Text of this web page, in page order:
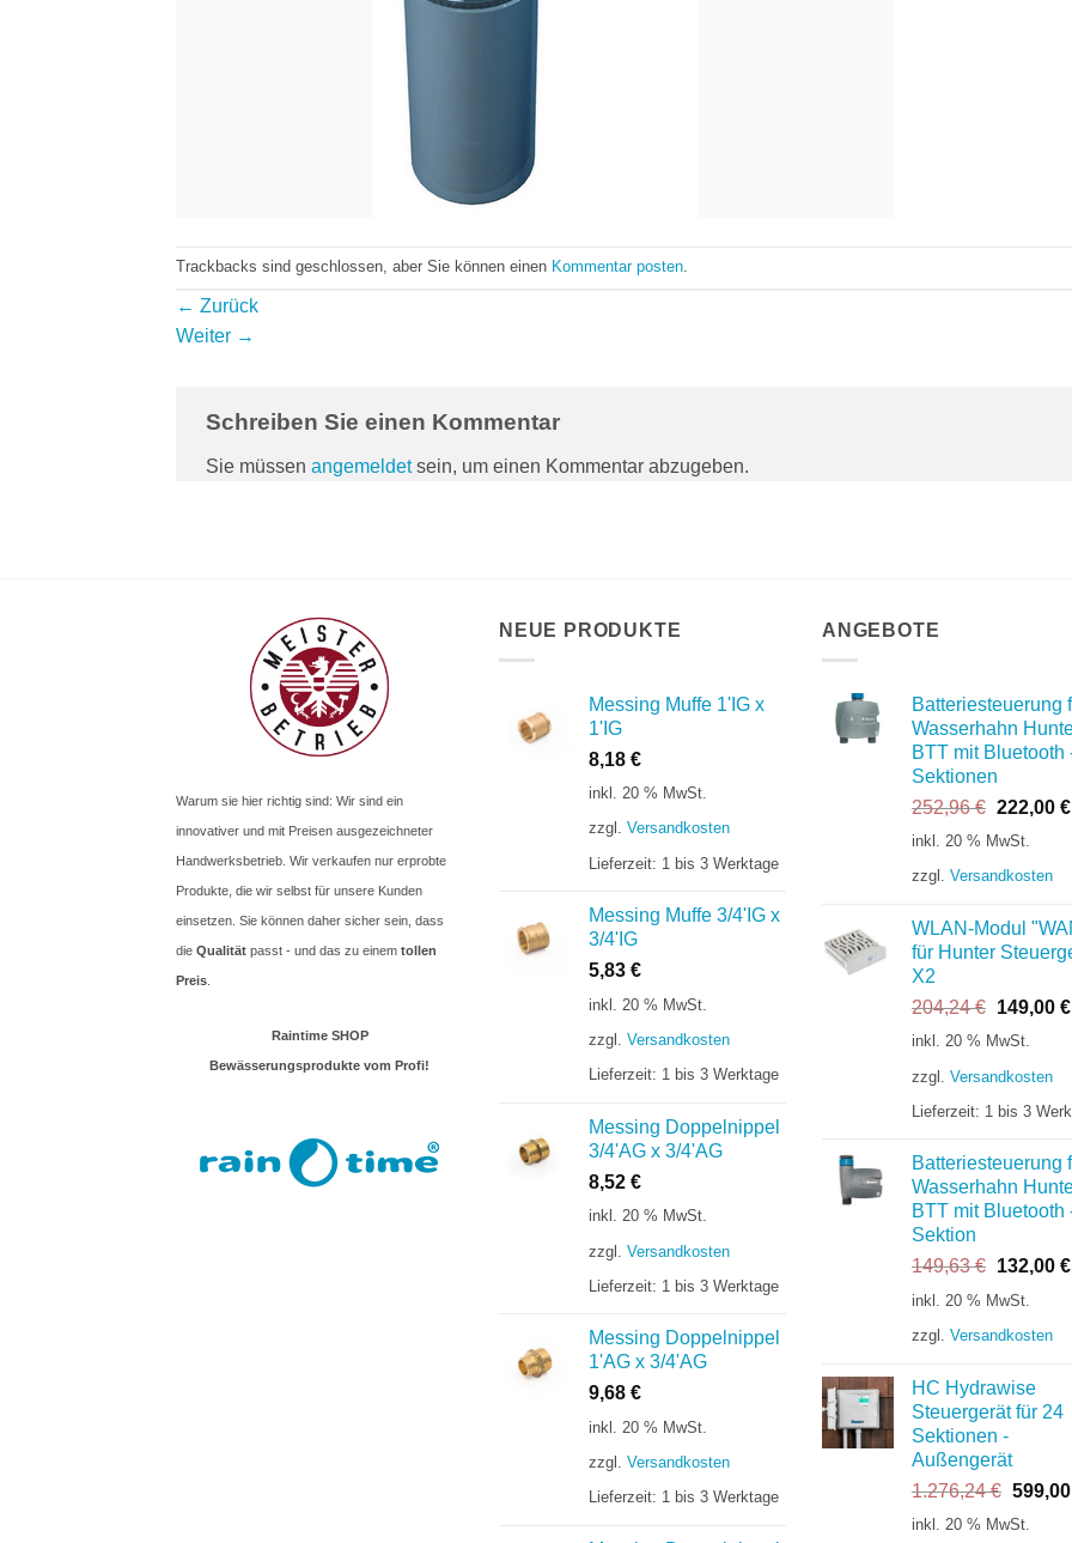
Trackbacks sind geschlossen, aber Sie können einen Kommentar posten
← Zurück
Weiter →
Schreiben Sie einen Kommentar
Sie müssen angemeldetsein, um einen Kommentar abzugeben.
Warum sie hier richtig sind: Wir sind ein
innovativer und mit Preisen ausgezeichneter
Handwerksbetrieb. Wir verkaufen nur erprobte
Produkte, die wir selbst für unsere Kunden
einsetzen. Sie können daher sicher sein, dass
die Qualität passt - und das zu einem tollen
Preis
Raintime SHOP
Bewässerungsprodukte vom Profi!
NEUE PRODUKTE
Messing Muffe 1'IG x
1'IG
8,18 €
inkl. 20 % MwSt.
zzgl. Versandkosten
Lieferzeit: 1 bis 3 Werktage
Messing Muffe 3/4'IG x
3/4'IG
5,83 €
inkl. 20 % MwSt.
zzgl. Versandkosten
Lieferzeit: 1 bis 3 Werktage
Messing Doppelnippel
3/4'AG x 3/4'AG
8,52 €
inkl. 20 % MwSt.
zzgl. Versandkosten
Lieferzeit: 1 bis 3 Werktage
Messing Doppelnippel
1'AG x 3/4'AG
9,68 €
inkl. 20 % MwSt.
zzgl. Versandkosten
Lieferzeit: 1 bis 3 Werktage
ANGEBOTE
Batteriesteuerung
Wasserhahn
BTT mit Bluetooth
Sektionen
252,96€
Preis
252,96 €
222,00 €
inkl. 20 % MwSt.
zzgl. Versandkosten
WLAN-Modul
für Hunter
X2
204,24€
Preis
204,24 €
149,00 €
inkl. 20 % MwSt.
zzgl. Versandkosten
Lieferzeit: 1 bis 3
Batteriesteuerung
Wasserhahn
BTT mit Bluetooth
Sektion
149,63€
Preis
149,63 €
132,00 €
inkl. 20 % MwSt.
zzgl. Versandkosten
HC Hydrawise
Steuergerät für 24
Sektionen -
Außengerät
1.276,24€
Preis
599,00
inkl. 20 % MwSt.